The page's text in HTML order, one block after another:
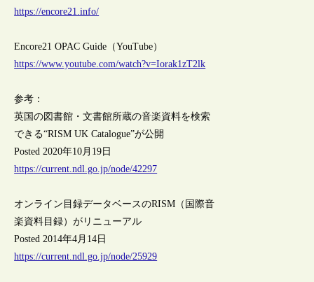
https://encore21.info/
Encore21 OPAC Guide（YouTube）
https://www.youtube.com/watch?v=Iorak1zT2lk
参考：
英国の図書館・文書館所蔵の音楽資料を検索
できる“RISM UK Catalogue”が公開
Posted 2020年10月19日
https://current.ndl.go.jp/node/42297
オンライン目録データベースのRISM（国際音
楽資料目録）がリニューアル
Posted 2014年4月14日
https://current.ndl.go.jp/node/25929